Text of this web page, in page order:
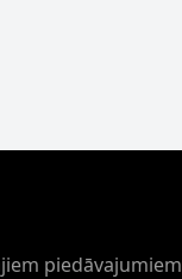
piedāvajumiem